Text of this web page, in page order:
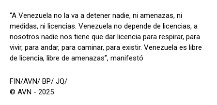
“A Venezuela no la va a detener nadie, ni amenazas, ni
medidas, ni licencias. Venezuela no depende de licencias, a
nosotros nadie nos tiene que dar licencia para respirar, para
vivir, para andar, para caminar, para existir. Venezuela es libre
de licencia, libre de amenazas”, manifestó
FIN/AVN/ BP/ JQ/
© AVN - 2025